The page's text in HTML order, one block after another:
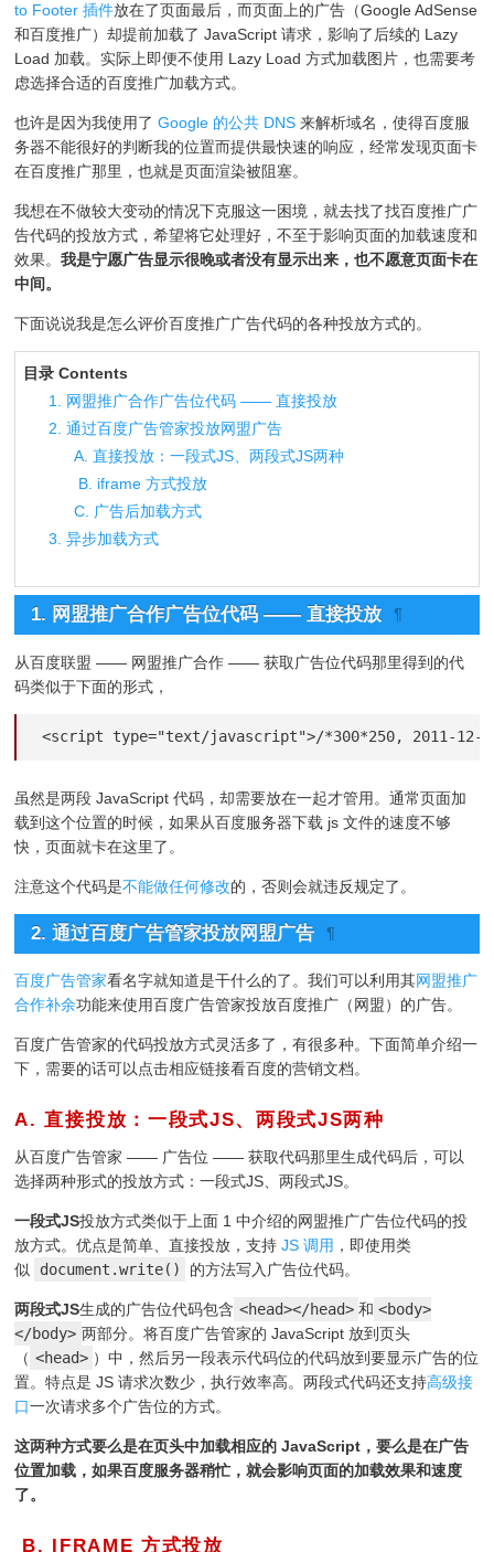
to Footer 插件放在了页面最后，而页面上的广告（Google AdSense
和百度推广）却提前加载了 JavaScript 请求，影响了后续的 Lazy
Load 加载。实际上即便不使用 Lazy Load 方式加载图片，也需要考
虑选择合适的百度推广加载方式。
也许是因为我使用了Google 的公共 DNS 来解析域名，使得百度服
务器不能很好的判断我的位置而提供最快速的响应，经常发现页面卡
在百度推广那里，也就是页面渲染被阻塞。
我想在不做较大变动的情况下克服这一困境，就去找了找百度推广广
告代码的投放方式，希望将它处理好，不至于影响页面的加载速度和
效果。我是宁愿广告显示很晚或者没有显示出来，也不愿意页面卡在
中间。
下面说说我是怎么评价百度推广广告代码的各种投放方式的。
目录 Contents
1. 网盟推广合作广告位代码 —— 直接投放
2. 通过百度广告管家投放网盟广告
A. 直接投放：一段式JS、两段式JS两种
B. iframe 方式投放
C. 广告后加载方式
3. 异步加载方式
1. 网盟推广合作广告位代码 —— 直接投放 ¶
从百度联盟 —— 网盟推广合作 —— 获取广告位代码那里得到的代
码类似于下面的形式，
<script type="text/javascript">/*300*250, 2011-
虽然是两段 JavaScript 代码，却需要放在一起才管用。通常页面加
载到这个位置的时候，如果从百度服务器下载 js 文件的速度不够
快，页面就卡在这里了。
注意这个代码是不能做任何修改的，否则会就违反规定了。
2. 通过百度广告管家投放网盟广告 ¶
百度广告管家看名字就知道是干什么的了。我们可以利用其网盟推广
合作补余功能来使用百度广告管家投放百度推广（网盟）的广告。
百度广告管家的代码投放方式灵活多了，有很多种。下面简单介绍一
下，需要的话可以点击相应链接看百度的营销文档。
A. 直接投放：一段式JS、两段式JS两种
从百度广告管家 —— 广告位 —— 获取代码那里生成代码后，可以
选择两种形式的投放方式：一段式JS、两段式JS。
一段式JS投放方式类似于上面 1 中介绍的网盟推广广告位代码的投
放方式。优点是简单、直接投放，支持JS 调用 ，即使用类
似
document.write() 的方法写入广告位代码。
两段式JS生成的广告位代码包含 <head></head> 和 <body>
</body> 两部分。将百度广告管家的 JavaScript 放到页头
（ <head> ）中，然后另一段表示代码位的代码放到要显示广告的位
置。特点是 JS 请求次数少，执行效率高。两段式代码还支持高级接
口一次请求多个广告位的方式。
这两种方式要么是在页头中加载相应的 JavaScript，要么是在广告
位置加载，如果百度服务器稍忙，就会影响页面的加载效果和速度
了。
B. IFRAME 方式投放